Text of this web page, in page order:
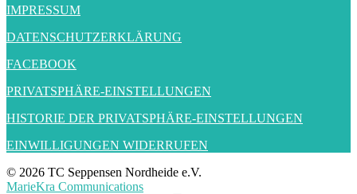
IMPRESSUM
DATENSCHUTZERKLÄRUNG
FACEBOOK
PRIVATSPHÄRE-EINSTELLUNGEN
HISTORIE DER PRIVATSPHÄRE-EINSTELLUNGEN
EINWILLIGUNGEN WIDERRUFEN
© 2026 TC Seppensen Nordheide e.V.
MarieKra Communications